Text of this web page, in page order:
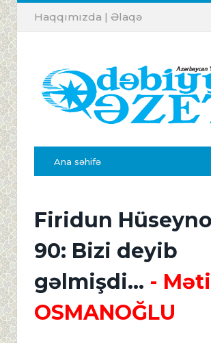
Haqqımızda | Əlaqə
Ana səhifə
Firidun
90: Bizi deyib
gəlmişdi... - Məti
OSMANOĞLU